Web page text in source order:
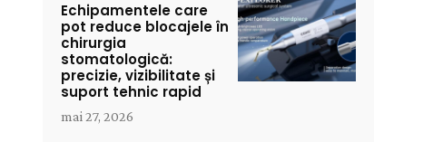
Echipamentele care
pot reduce blocajele în
chirurgia
stomatologică:
precizie, vizibilitate și
suport tehnic rapid
mai 27, 2026